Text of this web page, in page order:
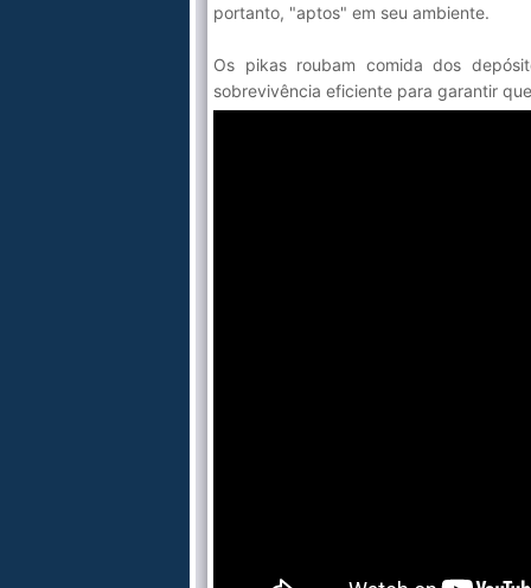
portanto, "aptos" em seu ambiente.
Os pikas roubam comida dos
sobrevivência eficiente para garantir